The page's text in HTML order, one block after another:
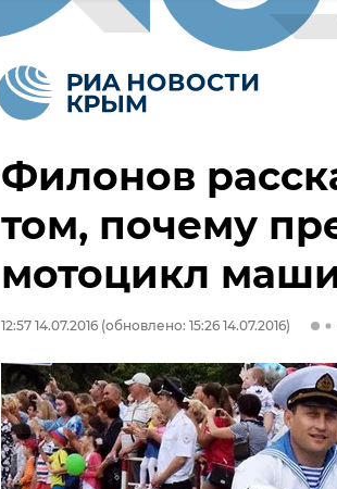
Филонов
том, почему
мотоцикл
12:57 14.07.2016 (обновлено: 15:26 14.07.2016)